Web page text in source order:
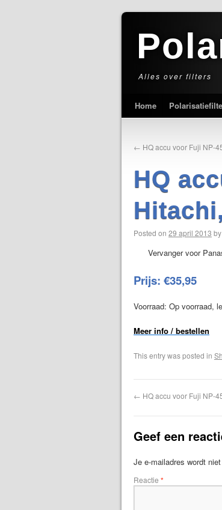
Alles over filters
Home
← HQ accu voor Fuji NP-
HQ
Posted on 29 april 2013 by
Vervanger voor
Prijs: €35,95
Voorraad: Op voorraad,
Meer info / bestellen
This entry was posted in
← HQ accu voor Fuji NP-
Geef een
Je e-mailadres wordt
Reactie *